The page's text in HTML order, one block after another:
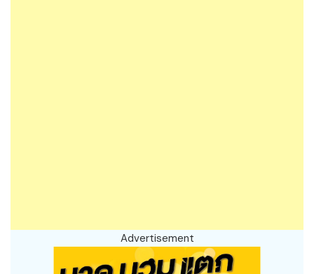
Advertisement